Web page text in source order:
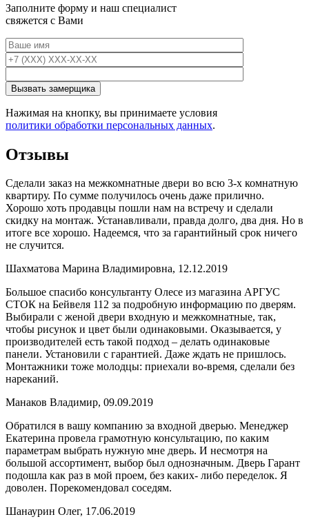
Заполните форму и наш специалист
свяжется с Вами
Нажимая на кнопку, вы принимаете условия
политики обработки персональных данных.
Отзывы
Сделали заказ на межкомнатные двери во всю 3-х комнатную
квартиру. По сумме получилось очень даже прилично.
Хорошо хоть продавцы пошли нам на встречу и сделали
скидку на монтаж. Устанавливали, правда долго, два дня. Но в
итоге все хорошо. Надеемся, что за гарантийный срок ничего
не случится.
Шахматова Марина Владимировна, 12.12.2019
Большое спасибо консультанту Олесе из магазина АРГУС
СТОК на Бейвеля 112 за подробную информацию по дверям.
Выбирали с женой двери входную и межкомнатные, так,
чтобы рисунок и цвет были одинаковыми. Оказывается, у
производителей есть такой подход – делать одинаковые
панели. Установили с гарантией. Даже ждать не пришлось.
Монтажники тоже молодцы: приехали во-время, сделали без
нареканий.
Манаков Владимир, 09.09.2019
Обратился в вашу компанию за входной дверью. Менеджер
Екатерина провела грамотную консультацию, по каким
параметрам выбрать нужную мне дверь. И несмотря на
большой ассортимент, выбор был однозначным. Дверь Гарант
подошла как раз в мой проем, без каких- либо переделок. Я
доволен. Порекомендовал соседям.
Шанаурин Олег, 17.06.2019